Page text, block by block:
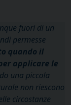
fuori di un
permesse
quando il
applicare le
una piccola
non riescono
circostanze